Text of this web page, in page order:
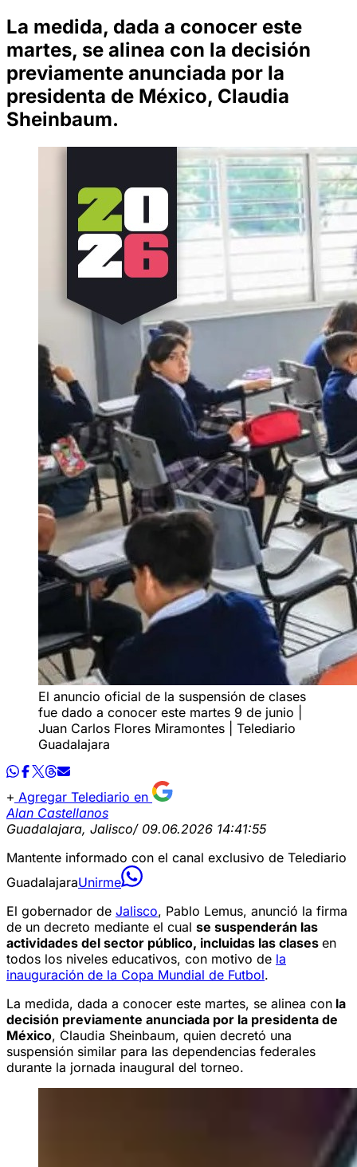
La medida, dada a conocer este
martes, se alinea con la decisión
previamente anunciada por la
presidenta de México, Claudia
Sheinbaum.
El anuncio oficial de la suspensión de clases
fue dado a conocer este martes 9 de junio |
Juan Carlos Flores Miramontes | Telediario
Guadalajara
Agregar Telediario en
Alan Castellanos
Guadalajara, Jalisco/ 09.06.2026 14:41:55
Mantente informado con el canal exclusivo de Telediario
GuadalajaraUnirme
El gobernador de Jalisco, Pablo Lemus, anunció la firma
de un decreto mediante el cual se suspenderán las
actividades del sector público, incluidas las clases en
todos los niveles educativos, con motivo de la
inauguración de la Copa Mundial de Futbol.
La medida, dada a conocer este martes, se alinea con la
decisión previamente anunciada por la presidenta de
México, Claudia Sheinbaum, quien decretó una
suspensión similar para las dependencias federales
durante la jornada inaugural del torneo.